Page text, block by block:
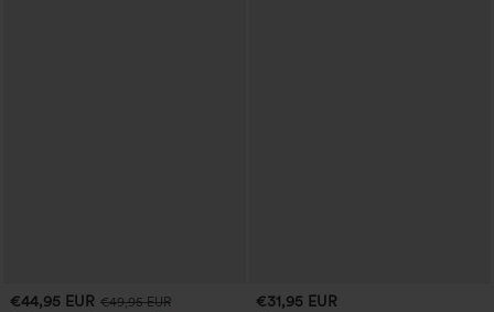
€44,95 EUR €49,95 EUR
€31,95 EUR